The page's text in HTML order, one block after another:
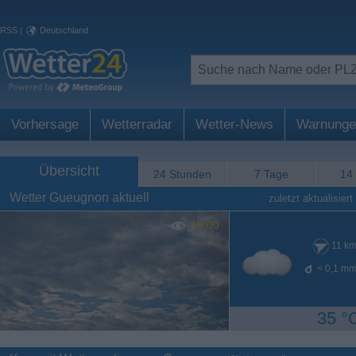
RSS | Deutschland
Vorhersage Wetterradar Wetter-News
Übersicht 24 Stunden 7 Tage 14
Wetter Gueugnon aktuell zuletzt aktualisiert
15:00
11
< 0,1
35